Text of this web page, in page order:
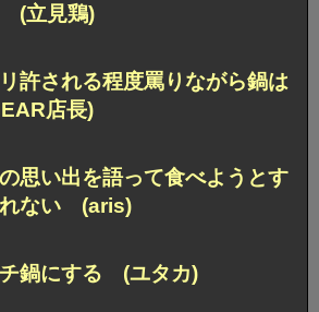
(立見鶏)
許される程度罵りながら鍋は
店長)
思い出を語って食べようとす
れない (aris)
鍋にする (ユタカ)